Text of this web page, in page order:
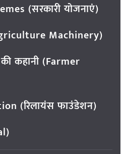
(सरकारी योजनाएं)
Machinery)
कहानी (Farmer
(रिलायंस फाउंडेशन)